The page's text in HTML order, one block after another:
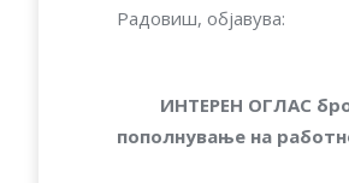
Радовиш, објавува:
пополнување на